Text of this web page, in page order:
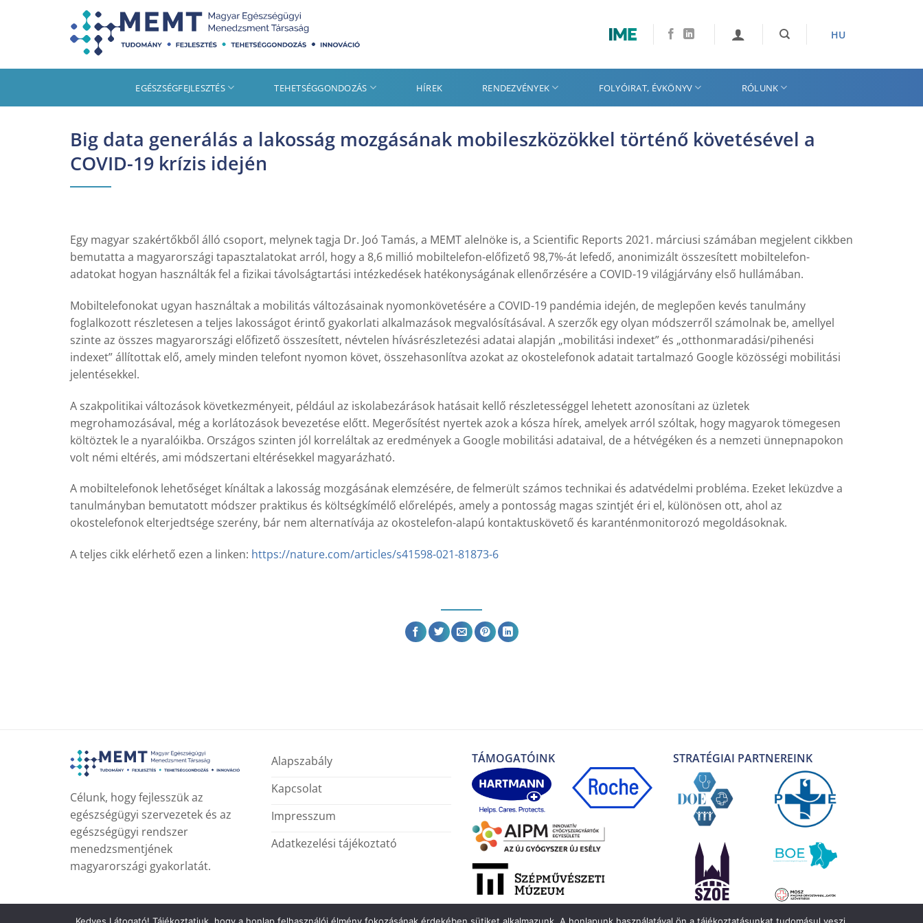
HU
EGÉSZSÉGFEJLESZTÉS TEHETSÉGGONDOZÁS HÍREK RENDEZVÉNYEK FOLYÓIRAT, ÉVKÖNYV RÓLUNK
Big data generálás a lakosság mozgásának mobileszközökkel történő követésével a
COVID-19 krízis idején
Egy magyar szakértőkből álló csoport, melynek tagja Dr. Joó Tamás, a MEMT alelnöke is, a Scientific Reports 2021. márciusi számában megjelent cikkben
bemutatta a magyarországi tapasztalatokat arról, hogy a 8,6 millió mobiltelefon-előfizető 98,7%-át lefedő, anonimizált összesített mobiltelefon-
adatokat hogyan használták fel a fizikai távolságtartási intézkedések hatékonyságának ellenőrzésére a COVID-19 világjárvány első hullámában.
Mobiltelefonokat ugyan használtak a mobilitás változásainak nyomonkövetésére a COVID-19 pandémia idején, de meglepően kevés tanulmány
foglalkozott részletesen a teljes lakosságot érintő gyakorlati alkalmazások megvalósításával. A szerzők egy olyan módszerről számolnak be, amellyel
szinte az összes magyarországi előfizető összesített, névtelen hívásrészletezési adatai alapján „mobilitási indexet” és „otthonmaradási/pihenési
indexet” állítottak elő, amely minden telefont nyomon követ, összehasonlítva azokat az okostelefonok adatait tartalmazó Google közösségi mobilitási
jelentésekkel.
A szakpolitikai változások következményeit, például az iskolabezárások hatásait kellő részletességgel lehetett azonosítani az üzletek
megrohamozásával, még a korlátozások bevezetése előtt. Megerősítést nyertek azok a kósza hírek, amelyek arról szóltak, hogy magyarok tömegesen
költöztek le a nyaralóikba. Országos szinten jól korreláltak az eredmények a Google mobilitási adataival, de a hétvégéken és a nemzeti ünnepnapokon
volt némi eltérés, ami módszertani eltérésekkel magyarázható.
A mobiltelefonok lehetőséget kínáltak a lakosság mozgásának elemzésére, de felmerült számos technikai és adatvédelmi probléma. Ezeket leküzdve a
tanulmányban bemutatott módszer praktikus és költségkímélő előrelépés, amely a pontosság magas szintjét éri el, különösen ott, ahol az
okostelefonok elterjedtsége szerény, bár nem alternatívája az okostelefon-alapú kontaktuskövető és karanténmonitorozó megoldásoknak.
A teljes cikk elérhető ezen a linken: https://nature.com/articles/s41598-021-81873-6
Célunk, hogy fejlesszük az
egészségügyi szervezetek és az
egészségügyi rendszer
menedzsmentjének
magyarországi gyakorlatát.
Alapszabály
Kapcsolat
Impresszum
Adatkezelési tájékoztató
TÁMOGATÓINK STRATÉGIAI PARTNEREINK